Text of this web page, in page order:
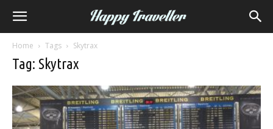
Home Tags Skytrax
Tag: Skytrax